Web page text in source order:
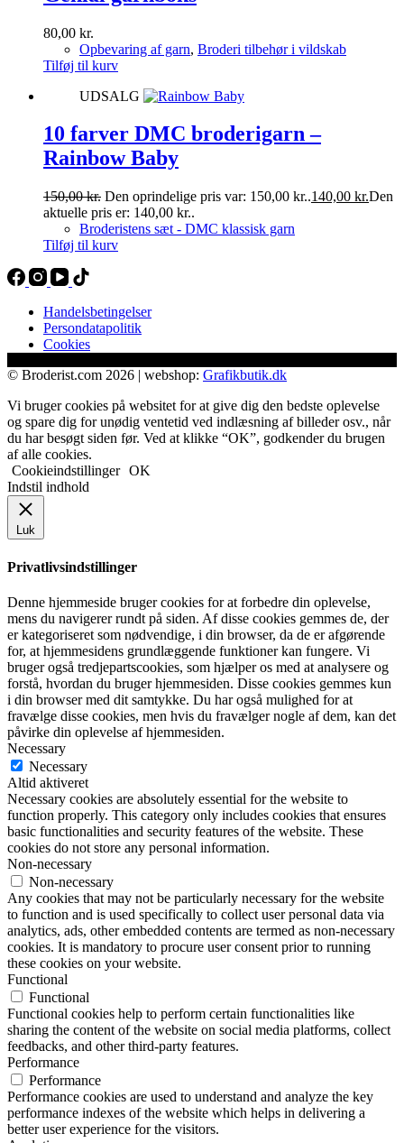
80,00 kr.
Opbevaring af garn, Broderi tilbehør i vildskab
Tilføj til kurv
UDSALG
10 farver DMC broderigarn –
Rainbow Baby
150,00kr. Den oprindelige pris var: 150,00 kr..140,00 kr.Den
aktuelle pris er: 140,00 kr..
Broderistens sæt - DMC klassisk garn
Tilføj til kurv
Handelsbetingelser
Persondatapolitik
Cookies
© Broderist.com 2026 | webshop: Grafikbutik.dk
Vi bruger cookies på websitet for at give dig den bedste oplevelse
og spare dig for unødig ventetid ved indlæsning af billeder osv., når
du har besøgt siden før. Ved at klikke “OK”, godkender du brugen
af alle cookies.
Cookieindstillinger OK
Indstil indhold
Luk
Privatlivsindstillinger
Denne hjemmeside bruger cookies for at forbedre din oplevelse,
mens du navigerer rundt på siden. Af disse cookies gemmes de, der
er kategoriseret som nødvendige, i din browser, da de er afgørende
for, at hjemmesidens grundlæggende funktioner kan fungere. Vi
bruger også tredjepartscookies, som hjælper os med at analysere og
forstå, hvordan du bruger hjemmesiden. Disse cookies gemmes kun
i din browser med dit samtykke. Du har også mulighed for at
fravælge disse cookies, men hvis du fravælger nogle af dem, kan det
påvirke din oplevelse af hjemmesiden.
Necessary
Necessary
Altid aktiveret
Necessary cookies are absolutely essential for the website to
function properly. This category only includes cookies that ensures
basic functionalities and security features of the website. These
cookies do not store any personal information.
Non-necessary
Non-necessary
Any cookies that may not be particularly necessary for the website
to function and is used specifically to collect user personal data via
analytics, ads, other embedded contents are termed as non-necessary
cookies. It is mandatory to procure user consent prior to running
these cookies on your website.
Functional
Functional
Functional cookies help to perform certain functionalities like
sharing the content of the website on social media platforms, collect
feedbacks, and other third-party features.
Performance
Performance
Performance cookies are used to understand and analyze the key
performance indexes of the website which helps in delivering a
better user experience for the visitors.